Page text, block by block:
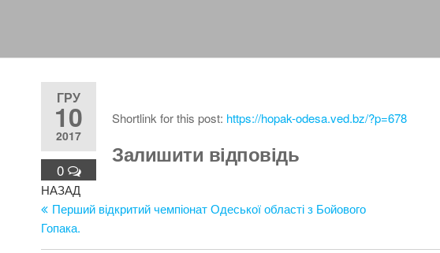
ГРУ
10
2017
0
Shortlink for this post: https://hopak-odesa.ved.bz/?p=678
Навігація
записів
Попередній
запис
НАЗАД
Перший відкритий чемпіонат Одеської області з Бойового
Гопака.
Залишити відповідь